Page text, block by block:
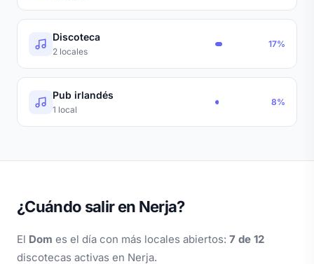
Discoteca
2 locales
17%
Pub irlandés
1 local
8%
¿Cuándo salir en Nerja?
El Dom es el día con más locales abiertos: 7 de 12
discotecas activas en Nerja.